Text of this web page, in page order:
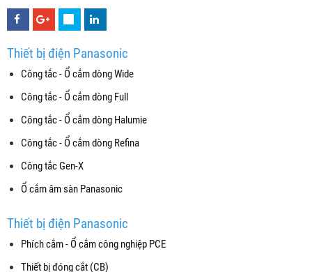
Thiết bị điện Panasonic
Công tắc - Ổ cắm dòng Wide
Công tắc - Ổ cắm dòng Full
Công tắc - Ổ cắm dòng Halumie
Công tắc - Ổ cắm dòng Refina
Công tắc Gen-X
Ổ cắm âm sàn Panasonic
Thiết bị điện Panasonic
Phích cắm - Ổ cắm công nghiệp PCE
Thiết bị đóng cắt (CB)